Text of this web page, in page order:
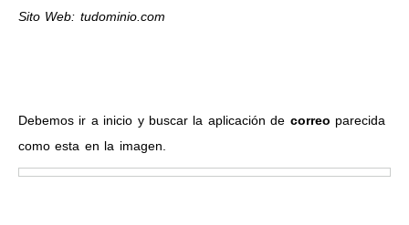
Sito Web: tudominio.com
Debemos ir a inicio y buscar la aplicación de correo parecida
como esta en la imagen.